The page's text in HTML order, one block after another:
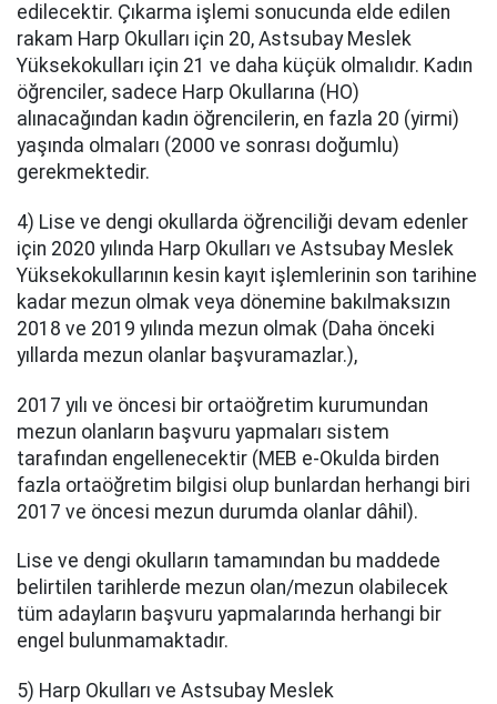
edilecektir. Çıkarma işlemi sonucunda elde edilen
rakam Harp Okulları için 20, Astsubay Meslek
Yüksekokulları için 21 ve daha küçük olmalıdır. Kadın
öğrenciler, sadece Harp Okullarına (HO)
alınacağından kadın öğrencilerin, en fazla 20 (yirmi)
yaşında olmaları (2000 ve sonrası doğumlu)
gerekmektedir.
4) Lise ve dengi okullarda öğrenciliği devam edenler
için 2020 yılında Harp Okulları ve Astsubay Meslek
Yüksekokullarının kesin kayıt işlemlerinin son tarihine
kadar mezun olmak veya dönemine bakılmaksızın
2018 ve 2019 yılında mezun olmak (Daha önceki
yıllarda mezun olanlar başvuramazlar.),
2017 yılı ve öncesi bir ortaöğretim kurumundan
mezun olanların başvuru yapmaları sistem
tarafından engellenecektir (MEB e-Okulda birden
fazla ortaöğretim bilgisi olup bunlardan herhangi biri
2017 ve öncesi mezun durumda olanlar dâhil).
Lise ve dengi okulların tamamından bu maddede
belirtilen tarihlerde mezun olan/mezun olabilecek
tüm adayların başvuru yapmalarında herhangi bir
engel bulunmamaktadır.
5) Harp Okulları ve Astsubay Meslek